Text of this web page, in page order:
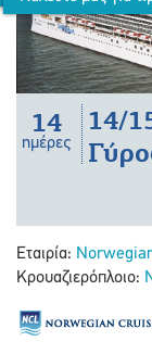
14
ημέρες
14/
Εταιρία:
Κρουαζιερόπλοιο: